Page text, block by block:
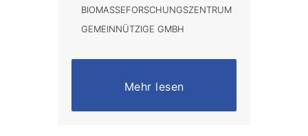
BIOMASSEFORSCHUNGSZENTRUM
GEMEINNÜTZIGE GMBH
Mehr lesen